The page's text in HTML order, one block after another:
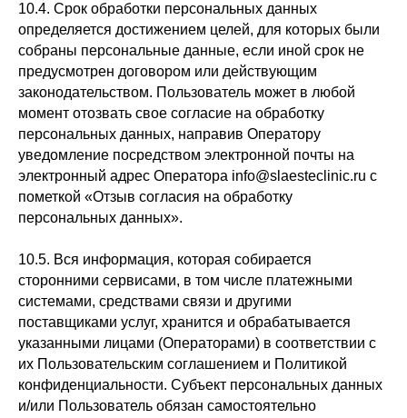
10.4. Срок обработки персональных данных
определяется достижением целей, для которых были
собраны персональные данные, если иной срок не
предусмотрен договором или действующим
законодательством. Пользователь может в любой
момент отозвать свое согласие на обработку
персональных данных, направив Оператору
уведомление посредством электронной почты на
электронный адрес Оператора info@slaesteclinic.ru с
пометкой «Отзыв согласия на обработку
персональных данных».
10.5. Вся информация, которая собирается
сторонними сервисами, в том числе платежными
системами, средствами связи и другими
поставщиками услуг, хранится и обрабатывается
указанными лицами (Операторами) в соответствии с
их Пользовательским соглашением и Политикой
конфиденциальности. Субъект персональных данных
и/или Пользователь обязан самостоятельно